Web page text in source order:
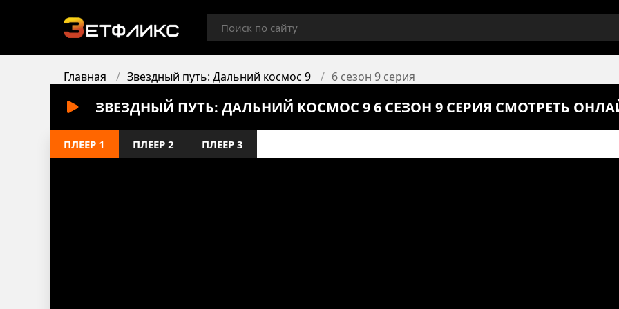
Главная Звездный путь: Дальний космос 9 6 сезон 9 серия
ЗВЕЗДНЫЙ ПУТЬ: ДАЛЬНИЙ КОСМОС 9 6 СЕЗОН 9 СЕРИЯ СМОТРЕТЬ
ПЛЕЕР 1 ПЛЕЕР 2 ПЛЕЕР 3